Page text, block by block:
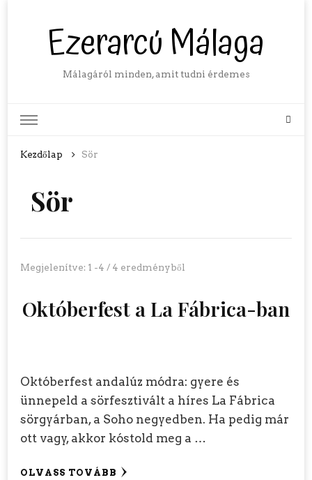
Ezerarcú Málaga
Málagáról minden, amit tudni érdemes
Kezdőlap Sör
Sör
Megjelenítve: 1 -4 / 4 eredményből
Októberfest a La Fábrica-ban
Októberfest andalúz módra: gyere és
ünnepeld a sörfesztivált a híres La Fábrica
sörgyárban, a Soho negyedben. Ha pedig már
ott vagy, akkor kóstold meg a …
OLVASS TOVÁBB